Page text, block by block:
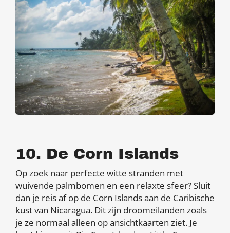
10. De Corn Islands
Op zoek naar perfecte witte stranden met
wuivende palmbomen en een relaxte sfeer? Sluit
dan je reis af op de Corn Islands aan de Caribische
kust van Nicaragua. Dit zijn droomeilanden zoals
je ze normaal alleen op ansichtkaarten ziet. Je